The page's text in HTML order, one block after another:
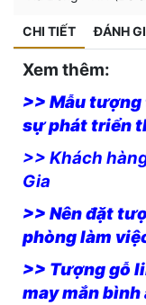
CHI TIẾT ĐÁNH
Xem thêm:
>> Mẫu
sự phát triển
>> Khách
Gia
>> Nên đặt
phòng làm
>> Tượng gỗ
may mắn bình